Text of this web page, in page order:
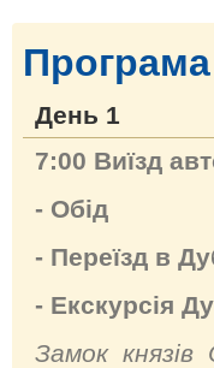
День 1
7:00 Виїзд
- Обід
- Переїзд в
- Екскурсія
Замок